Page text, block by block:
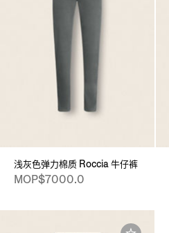
浅灰色弹力棉质 Roccia 牛仔裤
MOP$7000.0